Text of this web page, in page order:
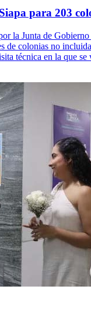
para 203
la Junta de Gobierno
de colonias no
técnica en la que se